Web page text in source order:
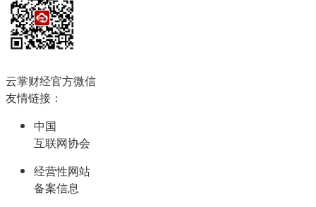
云掌财经官方微信
友情链接：
中国
互联网协会
经营性网站
备案信息